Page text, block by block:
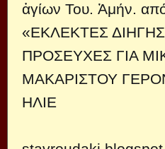
ἁγίων Του. Ἀμήν. από
«ΕΚΛΕΚΤΕΣ
ΠΡΟΣΕΥΧΕΣ ΓΙΑ
ΜΑΚΑΡΙΣΤΟΥ
ΗΛΙΕ